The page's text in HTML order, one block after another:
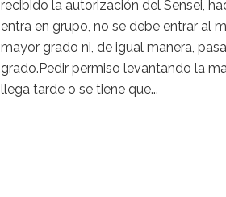
recibido la autorización del Sensei,
entra en grupo, no se debe entrar al
mayor grado ni, de igual manera,
grado.Pedir permiso levantando la
llega tarde o se tiene que...